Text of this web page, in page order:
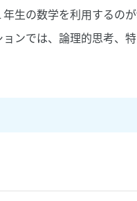
生の数学を利用するの
ンでは、論理的思考、